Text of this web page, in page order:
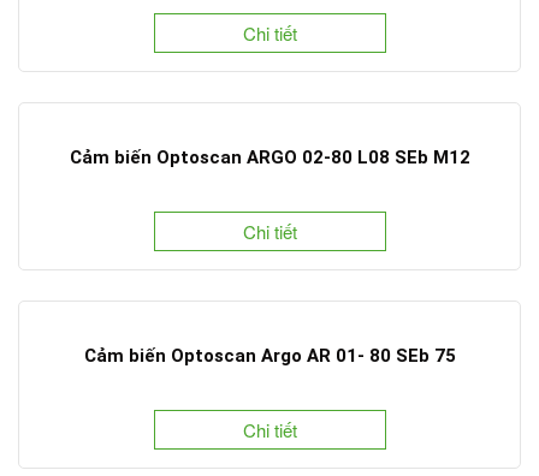
Chi tiết
Cảm biến Optoscan ARGO 02-80 L08 SEb M12
Chi tiết
Cảm biến Optoscan Argo AR 01- 80 SEb 75
Chi tiết